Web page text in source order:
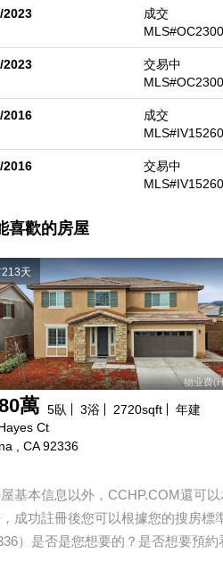
2023
成交
2023
交易中
2016
成交
2016
交易中
喜歡的房屋
天
物业费
萬 5臥 3浴 2720sqft
年建
Ct
, CA 92336
基本信息以外，CCHP.COM還可
成功註冊後您可以根據您的搜房標
）是否是您想要的？是否想要預